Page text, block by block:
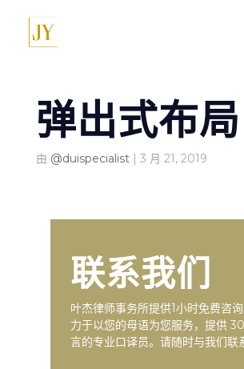
弹出式布
由 @duispecialist| 3 月 21, 2019
联系我们
叶杰律师事务所提供1小时免费咨
力于以您的母语为您服务，提供
言的专业口译员。请随时与我们联